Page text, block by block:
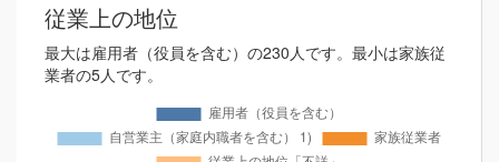
従業上の地位
最大は雇用者（役員を含む）の230人です。最小は家族従
業者の5人です。